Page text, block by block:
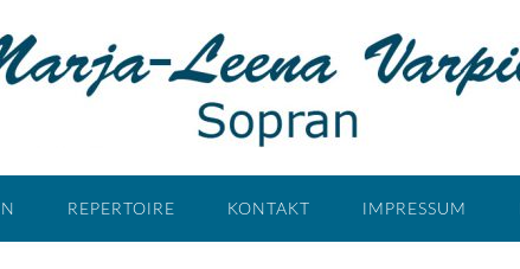
REPERTOIRE KONTAKT IMPRESSUM